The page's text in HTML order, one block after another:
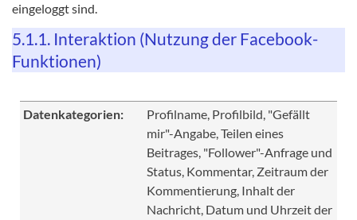
eingeloggt sind.
5.1.1. Interaktion (Nutzung der Facebook-
Funktionen)
Datenkategorien:
Profilname, Profilbild, "Gefällt
mir"-Angabe, Teilen eines
Beitrages, "Follower"-Anfrage und
Status, Kommentar, Zeitraum der
Kommentierung, Inhalt der
Nachricht, Datum und Uhrzeit der